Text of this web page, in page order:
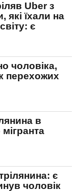
Uber з
які їхали на
є
чоловіка,
перехожих
в
є
чоловік